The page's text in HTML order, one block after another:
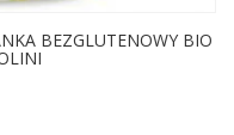
BEZGLUTENOWY BIO